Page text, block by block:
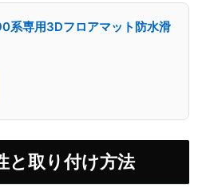
系専用3Dフロアマット防水滑
と取り付け方法